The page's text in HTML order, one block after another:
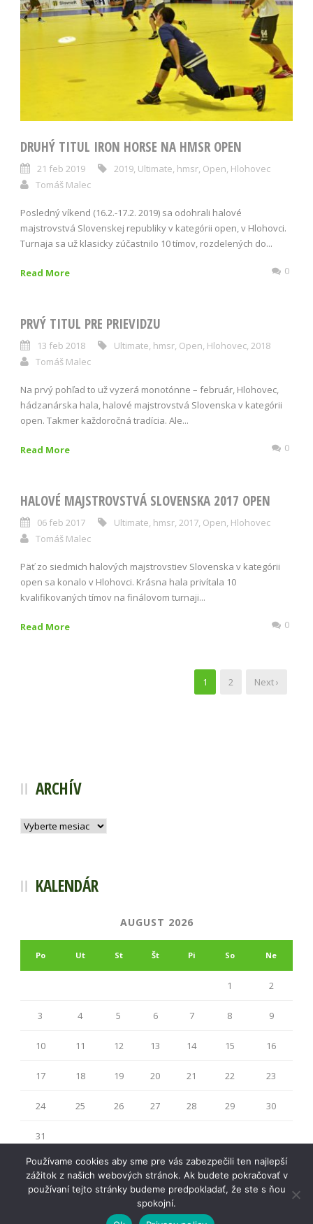
DRUHÝ TITUL IRON HORSE NA HMSR OPEN
21 feb 2019 2019, Ultimate, hmsr, Open, Hlohovec
Tomáš Malec
Posledný víkend (16.2.-17.2. 2019) sa odohrali halové
majstrovstvá Slovenskej republiky v kategórii open, v Hlohovci.
Turnaja sa už klasicky zúčastnilo 10 tímov, rozdelených do...
Read More 0
PRVÝ TITUL PRE PRIEVIDZU
13 feb 2018 Ultimate, hmsr, Open, Hlohovec, 2018
Tomáš Malec
Na prvý pohľad to už vyzerá monotónne – február, Hlohovec,
hádzanárska hala, halové majstrovstvá Slovenska v kategórii
open. Takmer každoročná tradícia. Ale...
Read More 0
HALOVÉ MAJSTROVSTVÁ SLOVENSKA 2017 OPEN
06 feb 2017 Ultimate, hmsr, 2017, Open, Hlohovec
Tomáš Malec
Päť zo siedmich halových majstrovstiev Slovenska v kategórii
open sa konalo v Hlohovci. Krásna hala privítala 10
kvalifikovaných tímov na finálovom turnaji...
Read More 0
1 2 Next ›
ARCHÍV
Archív
KALENDÁR
AUGUST 2026
Po Ut St Št Pi So Ne
1 2
3 4 5 6 7 8 9
10 11 12 13 14 15 16
17 18 19 20 21 22 23
24 25 26 27 28 29 30
31
« júl
Používame cookies aby sme pre vás zabezpečili ten najlepší
zážitok z našich webových stránok. Ak budete pokračovať v
používaní tejto stránky budeme predpokladať, že ste s ňou
spokojní.